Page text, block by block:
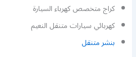
كراج متخصص كهرباء السيارة
كهربائي سيارات متنقل النعيم
بنشر متنقل